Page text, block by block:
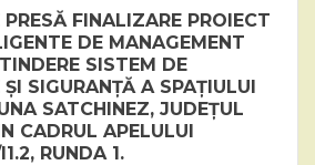
FINALIZARE PROIECT
DE MANAGEMENT
SISTEM DE
SIGURANȚĂ A SPAȚIULUI
SATCHINEZ, JUDEȚUL
CADRUL APELULUI
RUNDA 1.